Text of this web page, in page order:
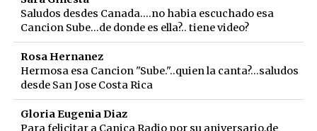
Saludos desdes Canada....no habia escuchado esa
Cancion Sube...de donde es ella?.. tiene video?
Rosa Hernanez
Hermosa esa Cancion "Sube."..quien la canta?...saludos
desde San Jose Costa Rica
Gloria Eugenia Diaz
Para felicitar a Canica Radio por su aniversario,de